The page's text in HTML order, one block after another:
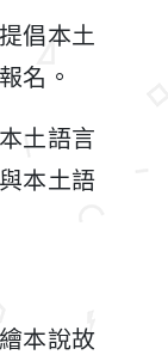
倡本土
名。
土語言
本土語
本說故